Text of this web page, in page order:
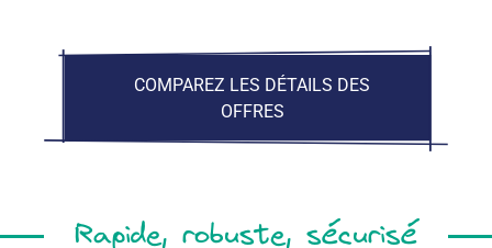
COMPAREZ LES DÉTAILS DES
OFFRES
Rapide, robuste, sécurisé